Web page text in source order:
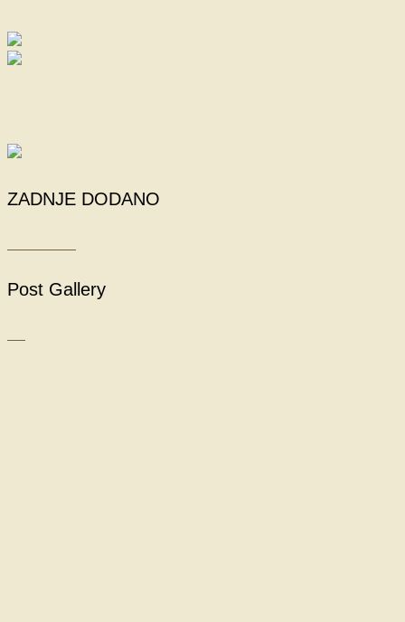
ZADNJE DODANO
Post Gallery